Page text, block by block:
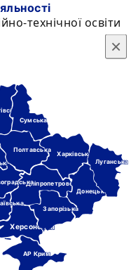
×
технічної освіти
Дніпропетровська
Донецька
Харківська
Херсонська
АР Крим
Луганська
Полтавська
Сумська
Запорізька
×